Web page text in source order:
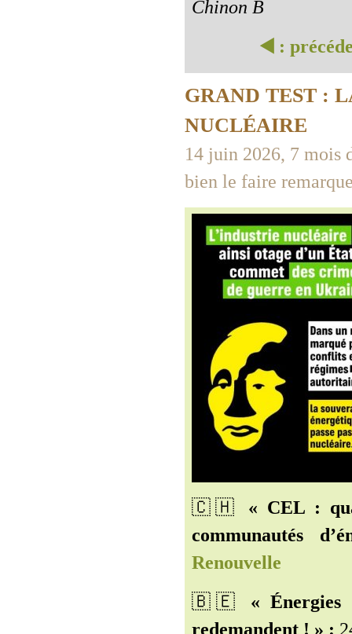
Chinon B
◀️ :
GRAND TEST :
NUCLÉAIRE
14 juin 2026, 7 mois
bien le faire
🇨🇭️ « CEL :
communautés
Renouvelle
🇧🇪️ « Énergies
redemandent ! » :